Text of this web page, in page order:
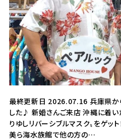
最終更新日 2026.07.16 兵庫県か
した♪ 新婚さんご来店 沖縄に着い
りゆしリバーシブルマスク〟をゲッ
美ら海水族館で他の方の…